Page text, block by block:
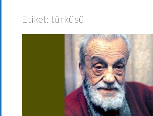
Etiket: türküsü